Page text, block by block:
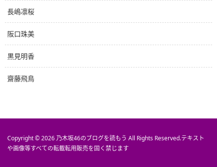
長嶋凛桜
阪口珠美
黒見明香
齋藤飛鳥
Copyright © 2026乃木坂46のブログを読もう All Rights Reserved.テキスト
や画像等すべての転載転用販売を固く禁じます